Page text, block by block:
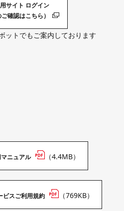
サイト ログイン
確認はこちら）
ットでもご案内しております
ニュアル （4.4MB）
ビスご利用規約 （769KB）